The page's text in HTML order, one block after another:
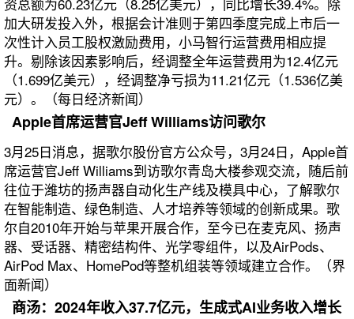
加大研发投入外，根据会计准则于第四季度完成上市后一
次性计入员工股权激励费用，小马智行运营费用相应提
升。剔除该因素影响后，经调整全年运营费用为12.4亿元
（1.699亿美元），经调整净亏损为11.21亿元（1.536亿美
元）。（每日经济新闻）
Apple首席运营官Jeff Williams访问歌尔
3月25日消息，据歌尔股份官方公众号，3月24日，Apple首
席运营官Jeff Williams到访歌尔青岛大楼参观交流，随后前
往位于潍坊的扬声器自动化生产线及模具中心，了解歌尔
在智能制造、绿色制造、人才培养等领域的创新成果。歌
尔自2010年开始与苹果开展合作，至今已在麦克风、扬声
器、受话器、精密结构件、光学零组件，以及AirPods、
AirPod Max、HomePod等整机组装等领域建立合作。（界
面新闻）
商汤：2024年收入37.7亿元，生成式AI业务收入增长